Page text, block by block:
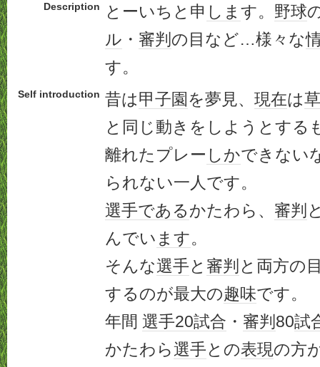
Description とーいちと申 しま す。 野球
ル ・ 審判 の目など…様々な
す。
Self introduction 昔は甲子園 を夢見、 現在は
と同じ動きをしようとする
離れたプレー しかできない
られない一人です。
選手であるかたわら、 審判
んでい ます。
そんな選手と 審判 と両方の
するのが最大の趣味です。
年間 選手20試合 ・ 審判 80試
かたわら選手との表現の方